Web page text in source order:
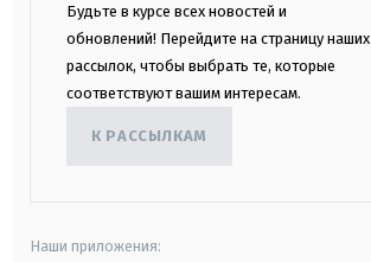
Будьте в курсе всех новостей и
обновлений! Перейдите на страницу наших
рассылок, чтобы выбрать те, которые
соответствуют вашим интересам.
К РАССЫЛКАМ
Наши приложения: